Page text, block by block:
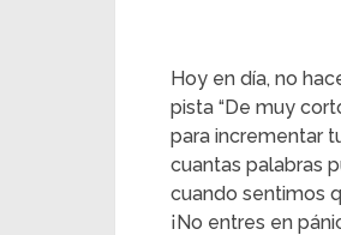
Hoy en día, no
pista “De muy
para incrementar
cuantas palabras
cuando sentimos
¡No entres en